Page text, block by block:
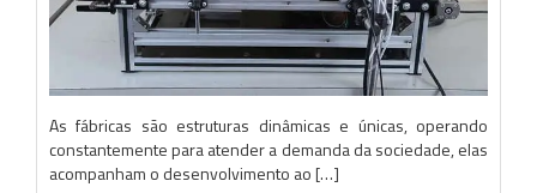
As fábricas são estruturas dinâmicas e únicas, operando
constantemente para atender a demanda da sociedade, elas
acompanham o desenvolvimento ao […]